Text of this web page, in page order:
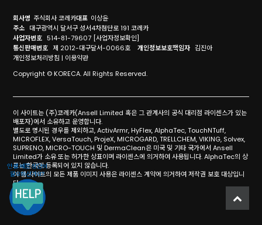
회사명 주식회사 코레카대표 이상윤
주소 대구광역시 달서구 성서4차첨단로 191 코레카
사업자번호 514-81-79607 [사업자정보확인]
통신판매번호 제 2012-대구달서-0066호개인정보보호책임자 김진아
개인정보처리방침 | 이용약관
Copyright © KORECA. All Rights Reserved.
이 사이트는 (주)코레카(Ansell Limited 혹은 그 관계사의 공식 대리점 라이센스가 있는
배포자)에서 소유하고 운영합니다.
별도로 명시된 경우를 제외하고, ActivArmr, HyFlex, AlphaTec, TouchNTuff,
MICROFLEX, VersaTouch, ProjeX, MICROGARD, TRELLCHEM, VIKING, Solvex,
SUPRENO, MICRO-TOUCH 및 DermaClean은 미국 및 기타 국가에서 Ansell
Limited가 소유 또는 허가한 상표이며 라이센스에 의거하여 사용됩니다. AlphaTec의 상
표는 한국에 등록되어 있지 않습니다.
이 웹 사이트의 모든 제품 이미지 사용은 라이센스 계약에 의거하여 저작권 보호 대상입니
다.